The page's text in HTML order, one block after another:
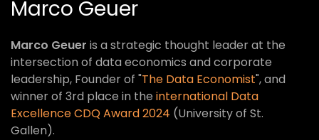
Marco Geuer
Marco Geuer is a strategic thought leader at the
intersection of data economics and corporate
leadership, Founder of "The Data Economist", and
winner of 3rd place in the international Data
Excellence CDQ Award 2024 (University of St.
Gallen).